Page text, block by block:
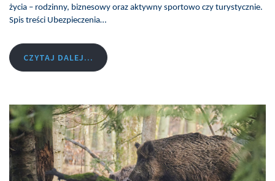
życia – rodzinny, biznesowy oraz aktywny sportowo czy turystycznie.
Spis treści Ubezpieczenia…
CZYTAJ DALEJ...